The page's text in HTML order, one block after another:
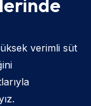
verimli süt